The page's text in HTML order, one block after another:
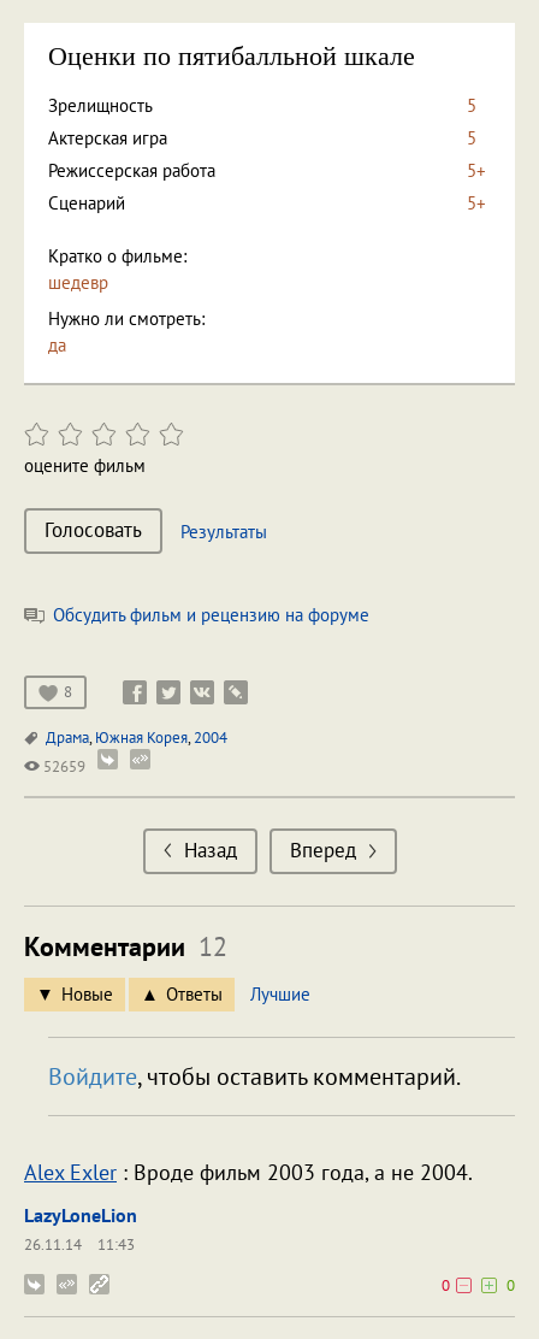
Оценки по пятибалльной шкале
Зрелищность
5
Актерская игра
5
Режиссерская работа
5+
Сценарий
5+
Кратко о фильме:
шедевр
Нужно ли смотреть:
да
оцените фильм
Голосовать Результаты
Обсудить фильм и рецензию на форуме
8
Драма,Южная Корея,2004
52659
Назад Вперед
Комментарии 12
Новые Ответы Лучшие
Войдите, чтобы оставить комментарий.
Alex Exler : Вроде фильм 2003 года, а не 2004.
LazyLoneLion
26.11.14
11:43
0
0